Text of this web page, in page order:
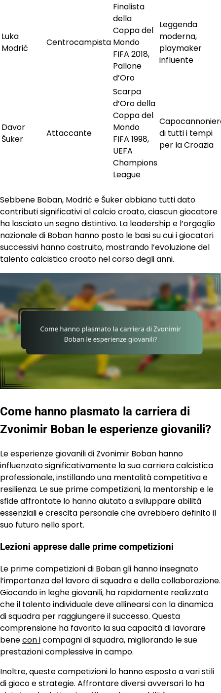
Luka
Modrić
Centrocampista
Finalista
della
Coppa del
Mondo
FIFA 2018,
Pallone
d’Oro
Leggenda
moderna,
playmaker
influente
Davor
Šuker
Attaccante
Scarpa
d’Oro della
Coppa del
Mondo
FIFA 1998,
UEFA
Champions
League
di tutti i tempi
per la Croazia
Sebbene Boban, Modrić e Šuker abbiano tutti dato
contributi significativi al calcio croato, ciascun giocatore
ha lasciato un segno distintivo. La leadership e l’orgoglio
nazionale di Boban hanno posto le basi su cui i giocatori
successivi hanno costruito, mostrando l’evoluzione del
talento calcistico croato nel corso degli anni.
Come hanno plasmato la carriera di
Zvonimir Boban le esperienze giovanili?
Le esperienze giovanili di Zvonimir Boban hanno
influenzato significativamente la sua carriera calcistica
professionale, instillando una mentalità competitiva e
resilienza. Le sue prime competizioni, la mentorship e le
sfide affrontate lo hanno aiutato a sviluppare abilità
essenziali e crescita personale che avrebbero definito il
suo futuro nello sport.
Lezioni apprese dalle prime competizioni
Le prime competizioni di Boban gli hanno insegnato
l’importanza del lavoro di squadra e della collaborazione.
Giocando in leghe giovanili, ha rapidamente realizzato
che il talento individuale deve allinearsi con la dinamica
di squadra per raggiungere il successo. Questa
comprensione ha favorito la sua capacità di lavorare
benecon icompagni di squadra, migliorando le sue
prestazioni complessive in campo.
Inoltre, queste competizioni lo hanno esposto a vari stili
di gioco e strategie. Affrontare diversi avversari lo ha